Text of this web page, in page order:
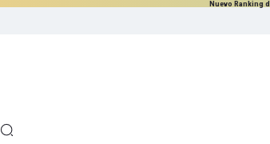
Nuevo Ranking